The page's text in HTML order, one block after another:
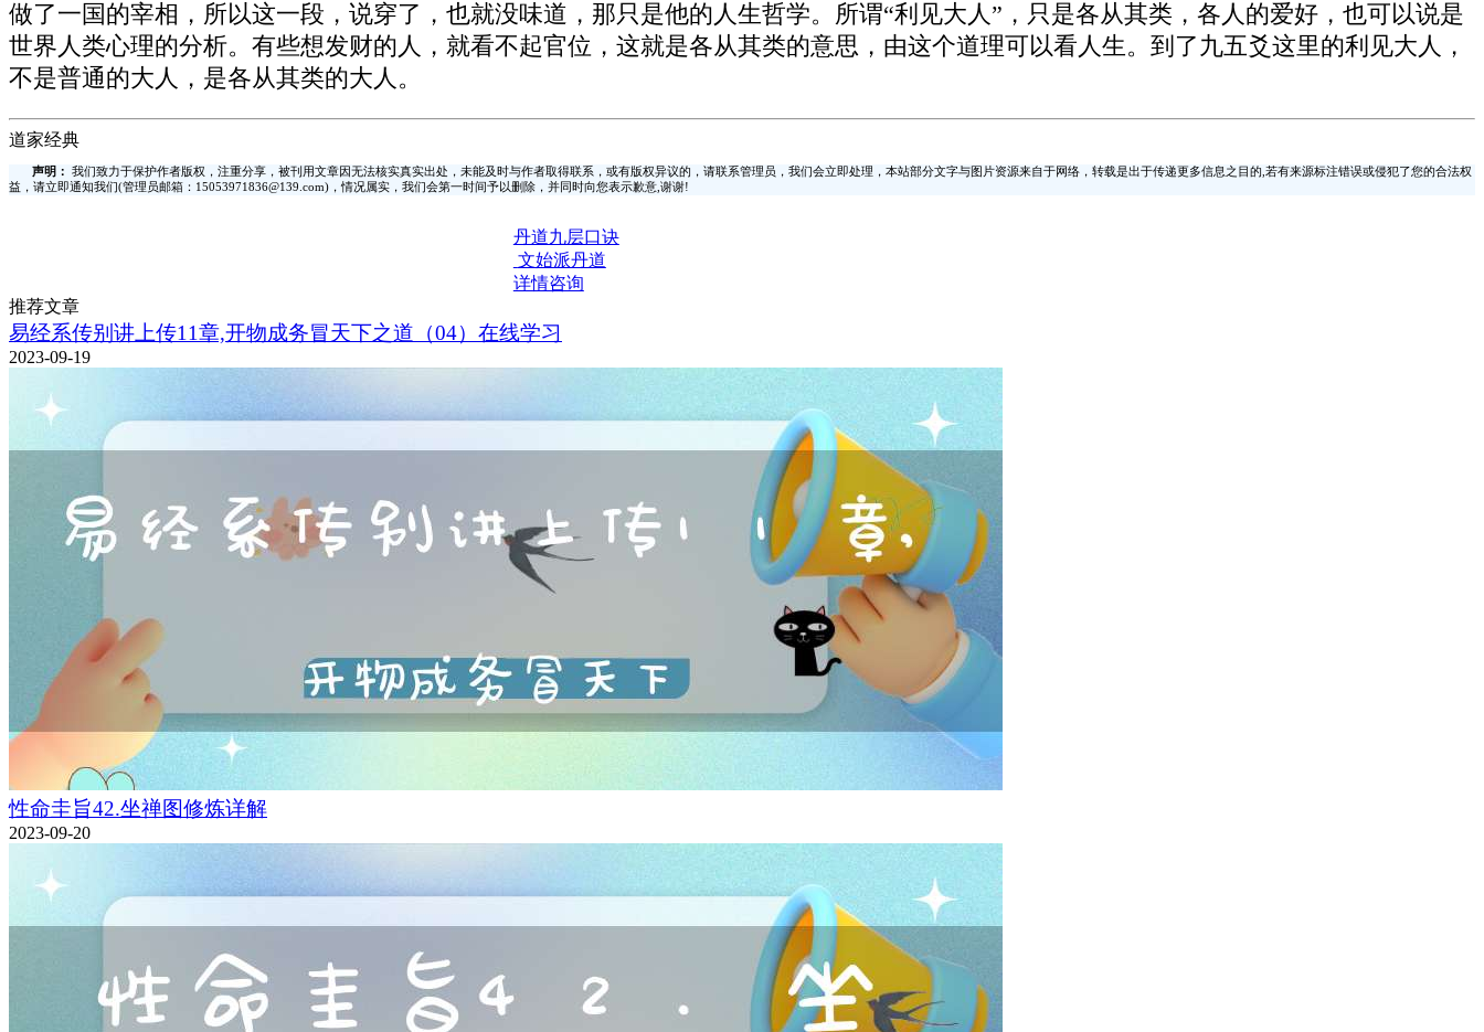
做了一国的宰相，所以这一段，说穿了，也就没味道，那只是他的人生哲学。所谓“利见大人”，只是各从其类，各人的爱好，也可以说是
世界人类心理的分析。有些想发财的人，就看不起官位，这就是各从其类的意思，由这个道理可以看人生。到了九五爻这里的利见大人，
不是普通的大人，是各从其类的大人。
道家经典
声明：
我们致力于保护作者版权，注重分享，被刊用文章因无法核实真实出处，未能及时与作者取得联系，或有版权异议的，请联系管理员，我们会立即处理，本站部分文字与图片资源来自于网络，转载是出于传递更多信息之目的,若有来源标注错误或侵犯了您的合法权
益，请立即通知我们(管理员邮箱：15053971836@139.com)，情况属实，我们会第一时间予以删除，并同时向您表示歉意,谢谢!
丹道九层口诀
文始派丹道
详情咨询
推荐文章
易经系传别讲上传11章,开物成务冒天下之道（04）在线学习
2023-09-19
性命圭旨42.坐禅图修炼详解
2023-09-20